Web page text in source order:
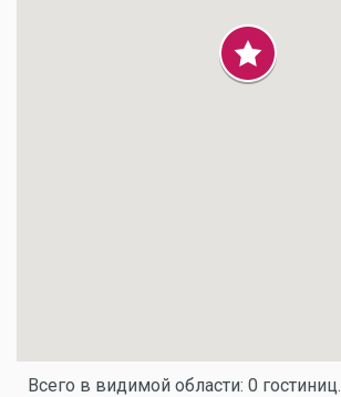
Всего в видимой области: 0 гостиниц.